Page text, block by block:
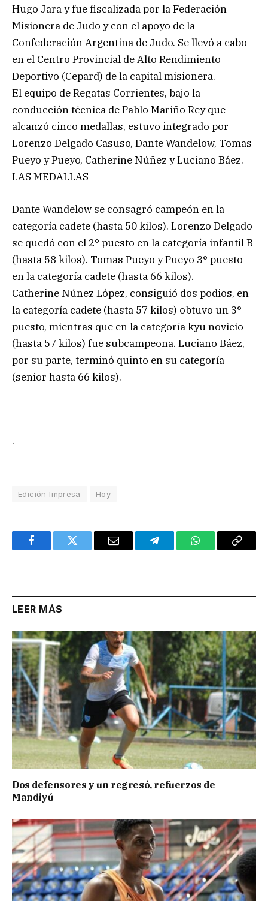
Hugo Jara y fue fiscalizada por la Federación
Misionera de Judo y con el apoyo de la
Confederación Argentina de Judo. Se llevó a cabo
en el Centro Provincial de Alto Rendimiento
Deportivo (Cepard) de la capital misionera.
El equipo de Regatas Corrientes, bajo la
conducción técnica de Pablo Mariño Rey que
alcanzó cinco medallas, estuvo integrado por
Lorenzo Delgado Casuso, Dante Wandelow, Tomas
Pueyo y Pueyo, Catherine Núñez y Luciano Báez.
LAS MEDALLAS
Dante Wandelow se consagró campeón en la
categoría cadete (hasta 50 kilos). Lorenzo Delgado
se quedó con el 2° puesto en la categoría infantil B
(hasta 58 kilos). Tomas Pueyo y Pueyo 3° puesto
en la categoría cadete (hasta 66 kilos).
Catherine Núñez López, consiguió dos podios, en
la categoría cadete (hasta 57 kilos) obtuvo un 3°
puesto, mientras que en la categoría kyu novicio
(hasta 57 kilos) fue subcampeona. Luciano Báez,
por su parte, terminó quinto en su categoría
(senior hasta 66 kilos).
.
Edición Impresa Hoy
FacebookTwitter Email TelegramWhatsAppCopy
LEER MÁS
Dos defensores y un regresó, refuerzos de
Mandiyú